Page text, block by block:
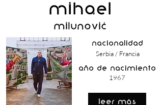
Mihael
Milunović
nacionalidad
Serbia / Francia
año de nacimiento
1967
Leer Más